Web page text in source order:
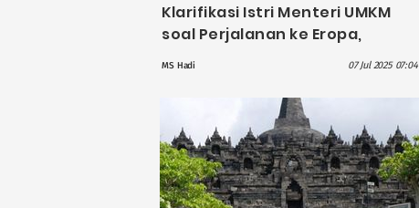
Klarifikasi Istri Menteri UMKM
soal Perjalanan ke Eropa,
MS Hadi 07 Jul 2025 07:04